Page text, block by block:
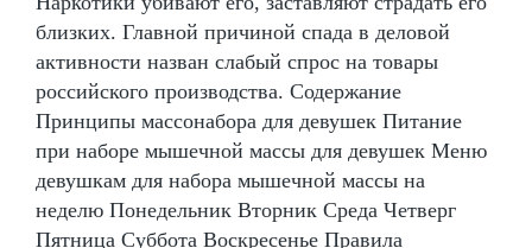
близких. Главной причиной спада в деловой
активности назван слабый спрос на товары
российского производства. Содержание
Принципы массонабора для девушек Питание
при наборе мышечной массы для девушек Меню
девушкам для набора мышечной массы на
неделю Понедельник Вторник Среда Четверг
Пятница Суббота Воскресенье Правила